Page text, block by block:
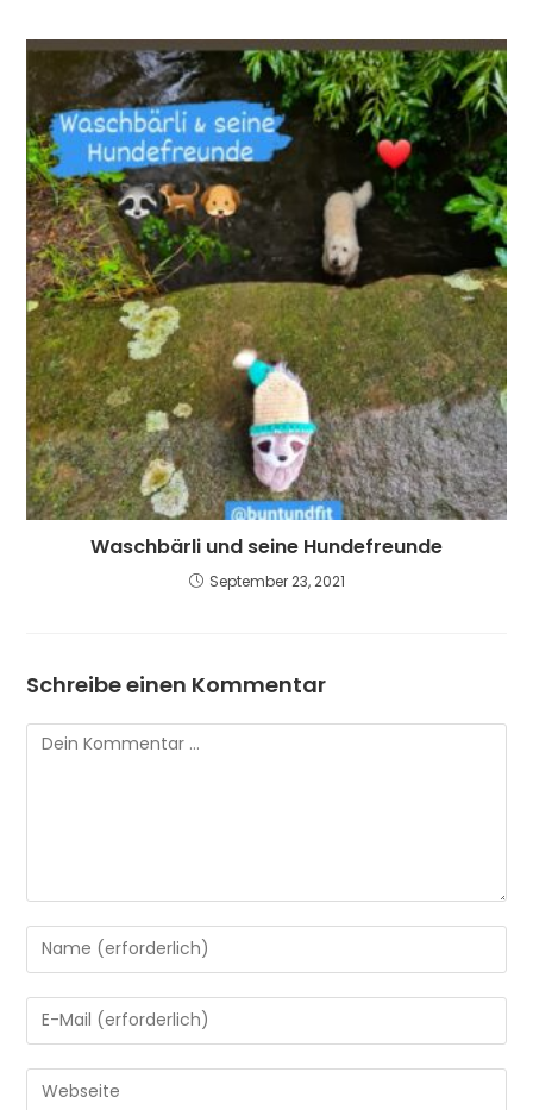
Waschbärli und seine Hundefreunde
September 23, 2021
Schreibe einen Kommentar